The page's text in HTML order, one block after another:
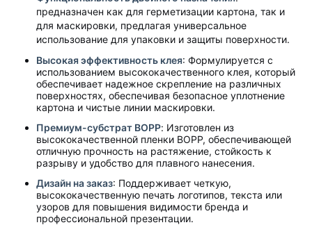
предназначен как для герметизации картона, так и
для маскировки, предлагая универсальное
использование для упаковки и защиты поверхности.
Высокая эффективность клея: Формулируется с
использованием высококачественного клея, который
обеспечивает надежное скрепление на различных
поверхностях, обеспечивая безопасное уплотнение
картона и чистые линии маскировки.
Премиум-субстрат BOPP: Изготовлен из
высококачественной пленки BOPP, обеспечивающей
отличную прочность на растяжение, стойкость к
разрыву и удобство для плавного нанесения.
Дизайн на заказ: Поддерживает четкую,
высококачественную печать логотипов, текста или
узоров для повышения видимости бренда и
профессиональной презентации.